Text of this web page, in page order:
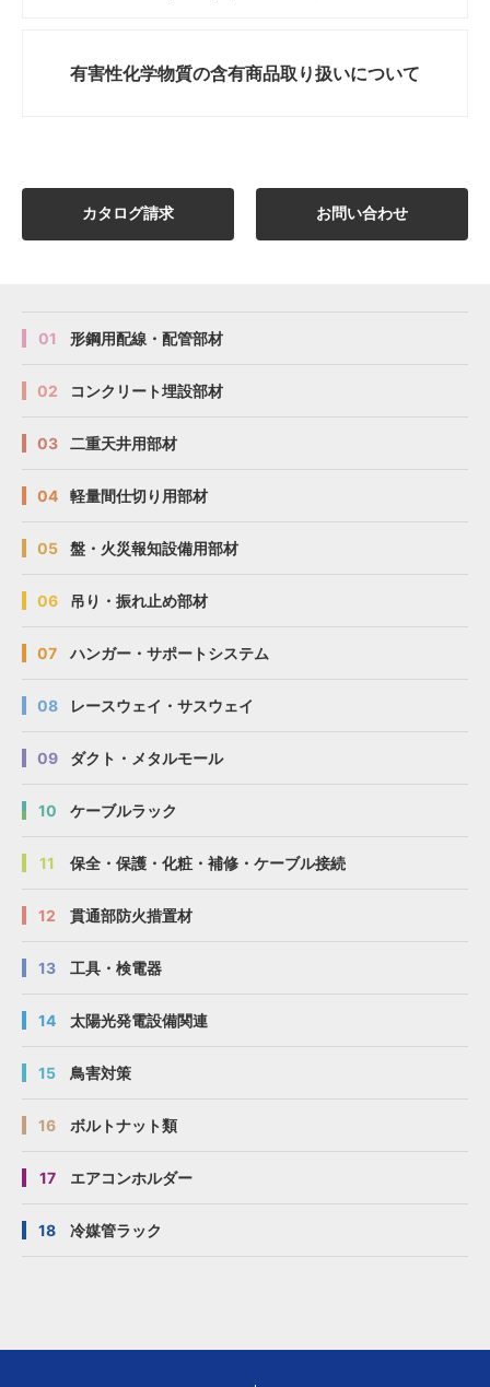
有害性化学物質の含有商品取り扱いについて
カタログ請求 お問い合わせ
01 形鋼用配線・配管部材
02 コンクリート埋設部材
03 二重天井用部材
04 軽量間仕切り用部材
05 盤・火災報知設備用部材
06 吊り・振れ止め部材
07 ハンガー・サポートシステム
08 レースウェイ・サスウェイ
09 ダクト・メタルモール
10 ケーブルラック
11 保全・保護・化粧・補修・ケーブル接続
12 貫通部防火措置材
13 工具・検電器
14 太陽光発電設備関連
15 鳥害対策
16 ボルトナット類
17 エアコンホルダー
18 冷媒管ラック